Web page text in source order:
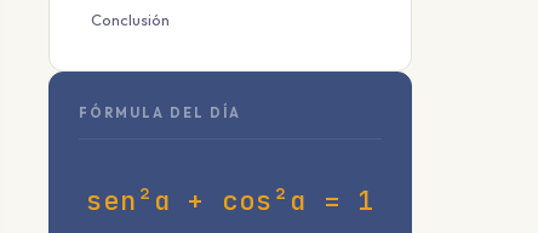
Conclusión
FÓRMULA DEL DÍA
sen²α + cos²α = 1